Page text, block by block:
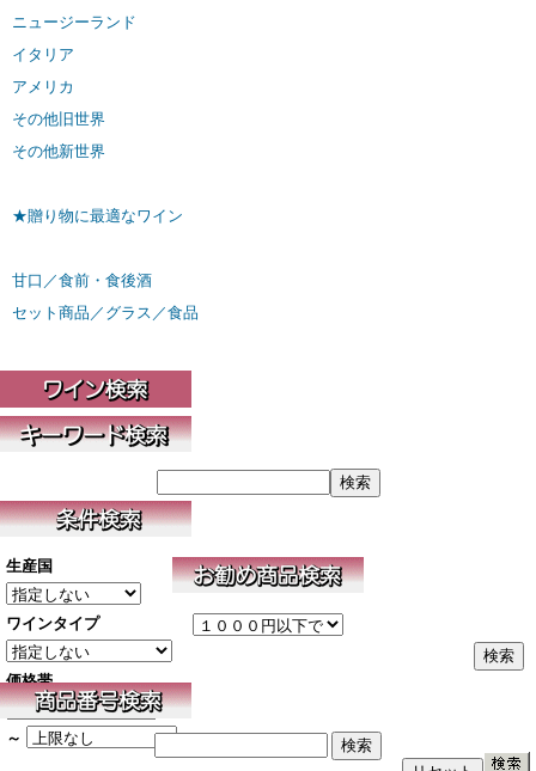
ニュージーランド
イタリア
アメリカ
その他旧世界
その他新世界
★贈り物に最適なワイン
甘口／食前・食後酒
セット商品／グラス／食品
生産国
ワインタイプ
価格帯
～